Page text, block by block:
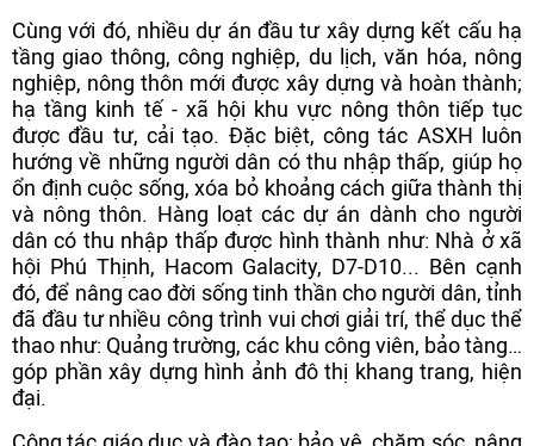
Cùng với đó, nhiều dự án đầu tư xây dựng kết cấu hạ
tầng giao thông, công nghiệp, du lịch, văn hóa, nông
nghiệp, nông thôn mới được xây dựng và hoàn thành;
hạ tầng kinh tế - xã hội khu vực nông thôn tiếp tục
được đầu tư, cải tạo. Đặc biệt, công tác ASXH luôn
hướng về những người dân có thu nhập thấp, giúp họ
ổn định cuộc sống, xóa bỏ khoảng cách giữa thành thị
và nông thôn. Hàng loạt các dự án dành cho người
dân có thu nhập thấp được hình thành như: Nhà ở xã
hội Phú Thịnh, Hacom Galacity, D7-D10... Bên cạnh
đó, để nâng cao đời sống tinh thần cho người dân, tỉnh
đã đầu tư nhiều công trình vui chơi giải trí, thể dục thể
thao như: Quảng trường, các khu công viên, bảo tàng…
góp phần xây dựng hình ảnh đô thị khang trang, hiện
đại.